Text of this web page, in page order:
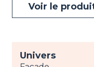
Voir le
Univers